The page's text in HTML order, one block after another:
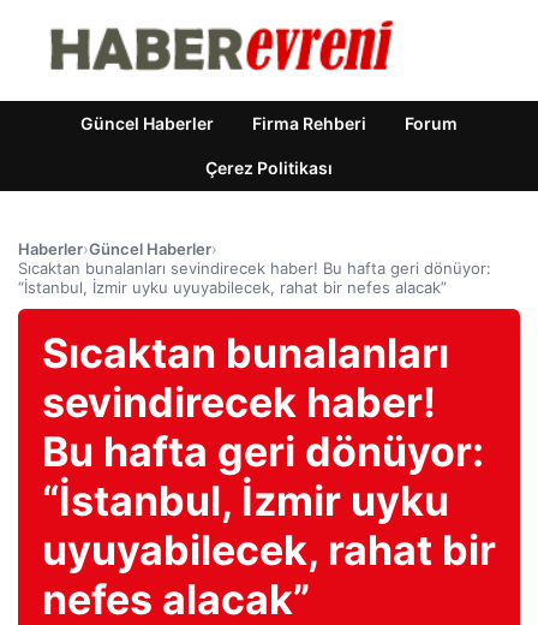
Güncel Haberler Firma Rehberi Forum
Çerez Politikası
Haberler›Güncel Haberler›
Sıcaktan bunalanları sevindirecek haber! Bu hafta geri dönüyor:
“İstanbul, İzmir uyku uyuyabilecek, rahat bir nefes alacak”
Sıcaktan bunalanları
sevindirecek haber!
Bu hafta geri dönüyor:
“İstanbul, İzmir uyku
uyuyabilecek, rahat bir
nefes alacak”